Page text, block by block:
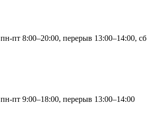
пн-пт 8:00–20:00, перерыв 13:00–14:00,
пн-пт 9:00–18:00, перерыв 13:00–14:00